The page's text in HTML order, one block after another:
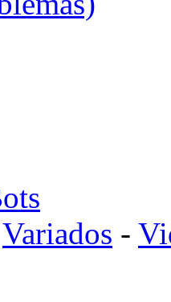
Variados -